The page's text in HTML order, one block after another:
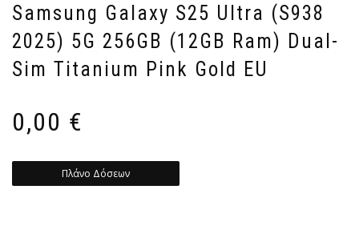
Samsung Galaxy S25 Ultra (S938
2025) 5G 256GB (12GB Ram) Dual-
Sim Titanium Pink Gold EU
0,00 €
Πλάνο Δόσεων